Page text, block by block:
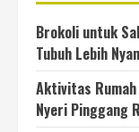
Brokoli untuk
Tubuh Lebih
Aktivitas Rumah
Nyeri Pinggang